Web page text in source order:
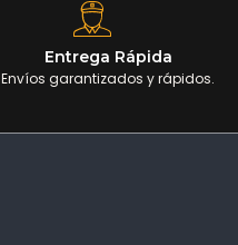
Entrega Rápida
Envíos garantizados y rápidos.